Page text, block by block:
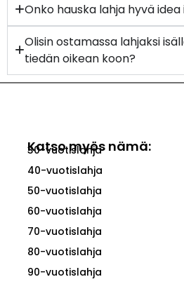
Onko hauska lahja hyvä idea
Olisin ostamassa lahjaksi
tiedän oikean koon?
Katso myös nämä:
30-vuotislahja
40-vuotislahja
50-vuotislahja
60-vuotislahja
70-vuotislahja
80-vuotislahja
90-vuotislahja